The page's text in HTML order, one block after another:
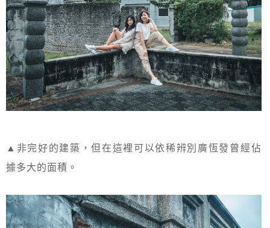
▲非完好的建築，但在這裡可以依稀辨別廣恆發曾經佔
據多大的面積。